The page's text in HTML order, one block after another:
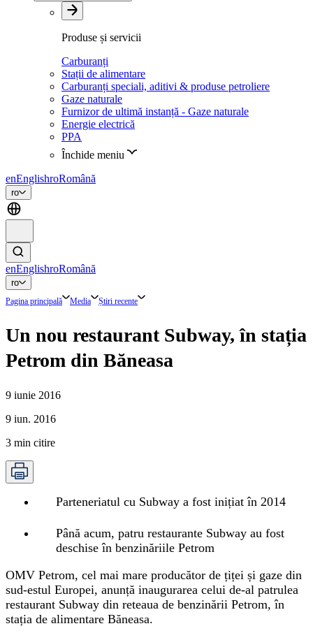
Produse și servicii
Carburanți
Stații de alimentare
Carburanți speciali, aditivi & produse petroliere
Gaze naturale
Furnizor de ultimă instanță - Gaze naturale
Energie electrică
PPA
Închide meniu
enEnglishroRomână
ro
enEnglishroRomână
ro
Pagina principală Media Știri recente
Un nou restaurant Subway, în stația
Petrom din Băneasa
9 iunie 2016
9 iun. 2016
3 min citire
Parteneriatul cu Subway a fost inițiat în 2014
Până acum, patru restaurante Subway au fost
deschise în benzinăriile Petrom
OMV Petrom, cel mai mare producător de țiței și gaze din
sud-estul Europei, anunță inaugurarea celui de-al patrulea
restaurant Subway din reteaua de benzinării Petrom, în
stația de alimentare Băneasa.